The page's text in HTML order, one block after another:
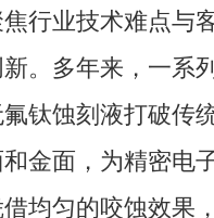
行业技术难点与
。多年来，一系
钛蚀刻液打破传
金面，为精密电
均匀的咬蚀效果